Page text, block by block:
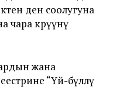
ден соолугуна
чара көрүүнү
жана
“Үй-бүлөлү